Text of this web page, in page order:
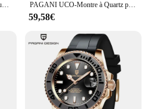
Lacz Denton-Montre de sport à quartz en acier inoxydable pour homme, chronographe étanche, marque de luxe, boîte cadeau, VK63, 2024 PAGANI UCO-Montre à Quartz pour Homme, Modules Movt VH65, Cadran Seton, 2024 m, Étanche, dehors, Rectangle, Verre Saphir, Nouveau, 100
59,58€